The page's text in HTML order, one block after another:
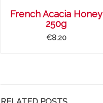
French Acacia Honey
250g
€8.20